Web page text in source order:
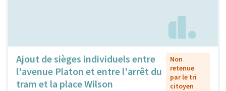
Ajout de sièges individuels entre
l'avenue Platon et entre l'arrêt du
tram et la place Wilson
Non
retenue
par le tri
citoyen